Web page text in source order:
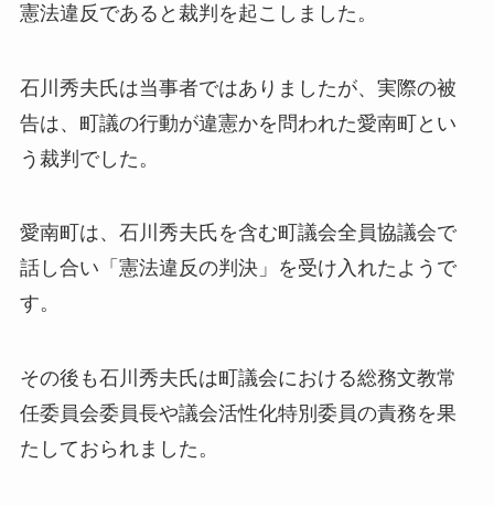
憲法違反であると裁判を起こしました。
石川秀夫氏は当事者ではありましたが、実際の被
告は、町議の行動が違憲かを問われた愛南町とい
う裁判でした。
愛南町は、石川秀夫氏を含む町議会全員協議会で
話し合い「憲法違反の判決」を受け入れたようで
す。
その後も石川秀夫氏は町議会における総務文教常
任委員会委員長や議会活性化特別委員の責務を果
たしておられました。